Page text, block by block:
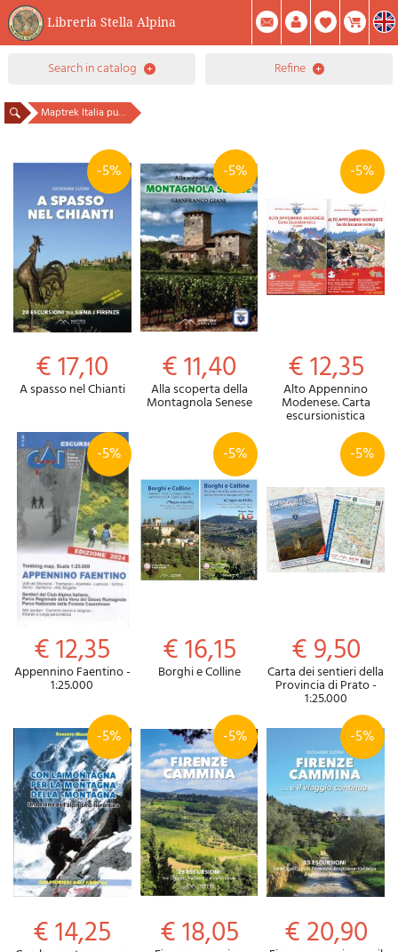
Libreria Stella Alpina
0Item(s) In Your Cart
Summary
Facebook
search in catalog refine
Maptrek Italia publisher
-5%
€ 17,10
A spasso nel Chianti
-5%
€ 11,40
Alla scoperta della
Montagnola Senese
-5%
€ 12,35
Alto Appennino
Modenese. Carta
escursionistica
-5%
€ 12,35
Appennino Faentino -
1:25.000
-5%
€ 16,15
Borghi e Colline
-5%
€ 9,50
Carta dei sentieri della
Provincia di Prato -
1:25.000
-5%
€ 14,25
-5%
€ 18,05
-5%
€ 20,90